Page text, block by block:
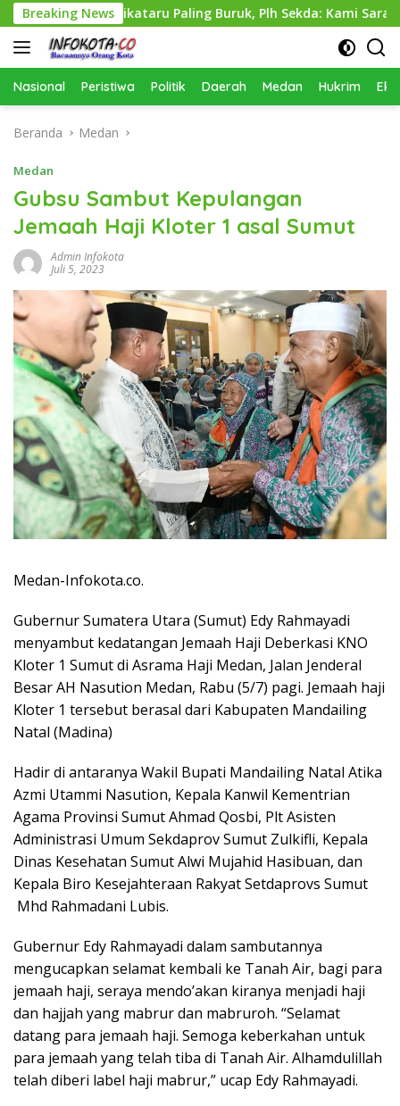
Langsung
ke
konten
Breaking NewsPaling Buruk, Plh Sekda: Kami Sarankan
Nasional Peristiwa Politik Daerah Medan Hukrim
Beranda Medan
Medan
Gubsu Sambut Kepulangan
Jemaah Haji Kloter 1 asal Sumut
Admin Infokota
Juli 5, 2023
Medan-Infokota.co.
Gubernur Sumatera Utara (Sumut) Edy Rahmayadi
menyambut kedatangan Jemaah Haji Deberkasi KNO
Kloter 1 Sumut di Asrama Haji Medan, Jalan Jenderal
Besar AH Nasution Medan, Rabu (5/7) pagi. Jemaah haji
Kloter 1 tersebut berasal dari Kabupaten Mandailing
Natal (Madina)
Hadir di antaranya Wakil Bupati Mandailing Natal Atika
Azmi Utammi Nasution, Kepala Kanwil Kementrian
Agama Provinsi Sumut Ahmad Qosbi, Plt Asisten
Administrasi Umum Sekdaprov Sumut Zulkifli, Kepala
Dinas Kesehatan Sumut Alwi Mujahid Hasibuan, dan
Kepala Biro Kesejahteraan Rakyat Setdaprovs Sumut
Mhd Rahmadani Lubis.
Gubernur Edy Rahmayadi dalam sambutannya
mengucapkan selamat kembali ke Tanah Air, bagi para
jemaah haji, seraya mendo’akan kiranya menjadi haji
dan hajjah yang mabrur dan mabruroh. “Selamat
datang para jemaah haji. Semoga keberkahan untuk
para jemaah yang telah tiba di Tanah Air. Alhamdulillah
telah diberi label haji mabrur,” ucap Edy Rahmayadi.